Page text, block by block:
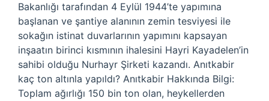
Bakanlığı tarafından 4 Eylül 1944’te yapımına
başlanan ve şantiye alanının zemin tesviyesi ile
sokağın istinat duvarlarının yapımını kapsayan
inşaatın birinci kısmının ihalesini Hayri Kayadelen’in
sahibi olduğu Nurhayr Şirketi kazandı. Anıtkabir
kaç ton altınla yapıldı? Anıtkabir Hakkında Bilgi:
Toplam ağırlığı 150 bin ton olan, heykellerden